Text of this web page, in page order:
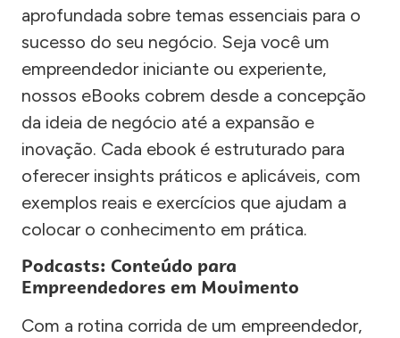
aprofundada sobre temas essenciais para o
sucesso do seu negócio. Seja você um
empreendedor iniciante ou experiente,
nossos eBooks cobrem desde a concepção
da ideia de negócio até a expansão e
inovação. Cada ebook é estruturado para
oferecer insights práticos e aplicáveis, com
exemplos reais e exercícios que ajudam a
colocar o conhecimento em prática.
Podcasts: Conteúdo para
Empreendedores em Movimento
Com a rotina corrida de um empreendedor,